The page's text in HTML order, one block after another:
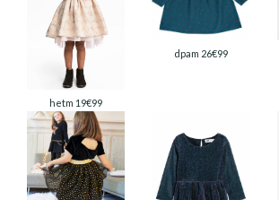
hetm 19€99
dpam 26€99